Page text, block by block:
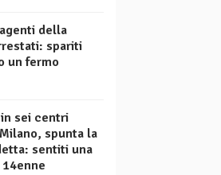
della
spariti
un fermo
sei centri
spunta la
sentiti una